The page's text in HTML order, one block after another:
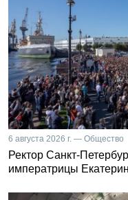
6 августа 2026 г. — Общество
Ректор Санкт-
императрицы